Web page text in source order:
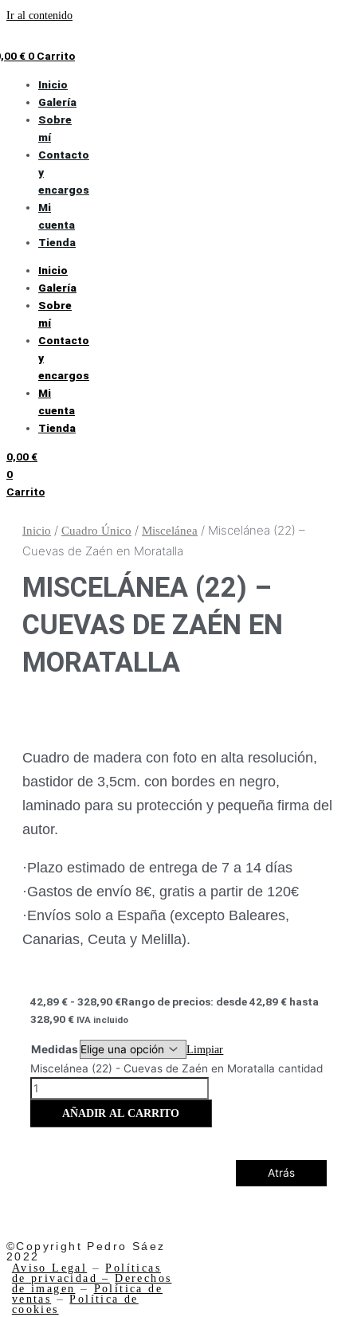
Ir al contenido
€ 0 Carrito
Inicio
Galería
Sobre
mí
Contacto
y
encargos
Mi
cuenta
Tienda
Inicio
Galería
Sobre
mí
Contacto
y
encargos
Mi
cuenta
Tienda
0,00€
0
Carrito
Inicio / Cuadro Único / Miscelánea / Miscelánea (22) –
Cuevas de Zaén en Moratalla
MISCELÁNEA (22) –
CUEVAS DE ZAÉN EN
MORATALLA
Cuadro de madera con foto en alta resolución,
bastidor de 3,5cm. con bordes en negro,
laminado para su protección y pequeña firma del
autor.
·Plazo estimado de entrega de 7 a 14 días
·Gastos de envío 8€, gratis a partir de 120€
·Envíos solo a España (excepto Baleares,
Canarias, Ceuta y Melilla).
42,89€ - 328,90€Rango de precios: desde 42,89 € hasta
328,90 € IVA incluido
Medidas Limpiar
Miscelánea (22) - Cuevas de Zaén en Moratalla cantidad
AÑADIR AL CARRITO
Atrás
©Copyright Pedro Sáez
2022
Aviso Legal –Políticas
de privacidad –
Derechos
de imagen – Política de
ventas –Política de
cookies